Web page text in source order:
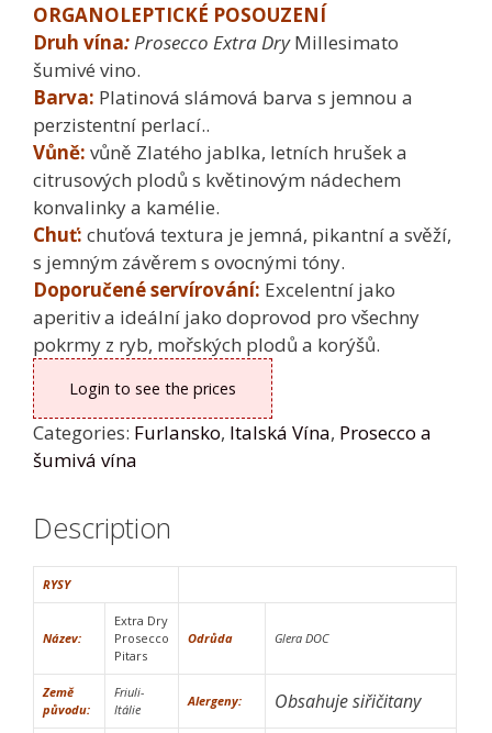
ORGANOLEPTICKÉ POSOUZENÍ
Druh vína:Prosecco Extra DryMillesimato
šumivé vino.
Barva: Platinová slámová barva s jemnou a
perzistentní perlací..
Vůně: vůně Zlatého jablka, letních hrušek a
citrusových plodů s květinovým nádechem
konvalinky a kamélie.
Chuť: chuťová textura je jemná, pikantní a svěží,
s jemným závěrem s ovocnými tóny.
Doporučené servírování: Excelentní jako
aperitiv a ideální jako doprovod pro všechny
pokrmy z ryb, mořských plodů a korýšů.
Login to see the prices
Categories: Furlansko, Italská Vína, Prosecco a
šumivá vína
Description
RYSY
Název:
Extra Dry
Prosecco
Pitars
Odrůda Glera DOC
Země
původu:
Friuli-
Itálie
Alergeny: Obsahuje siřičitany